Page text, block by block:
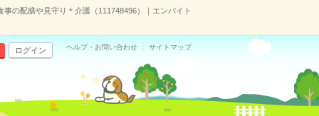
の配膳や見守り＊介護（111748496）｜エンバイト
ログイン ヘルプ・お問い合わせ サイトマップ